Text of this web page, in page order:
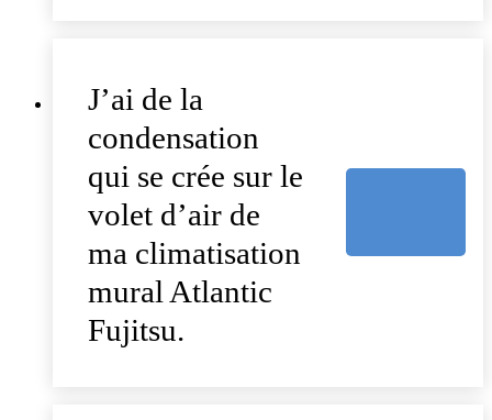
J’ai de la
condensation
qui se crée sur le
volet d’air de
ma climatisation
mural Atlantic
Fujitsu.